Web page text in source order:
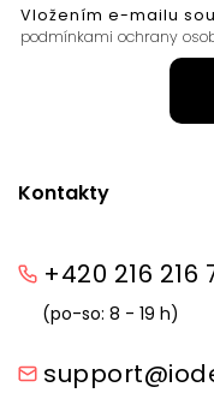
Kontakty
+420 216 216
(po-so: 8 - 19 h)
Vložením e-mailu
podmínkami ochrany